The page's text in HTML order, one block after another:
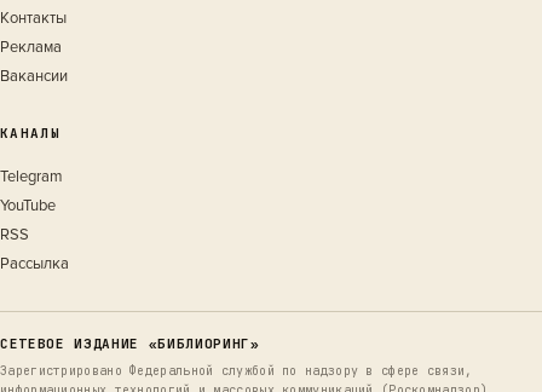
Контакты
Реклама
Вакансии
КАНАЛЫ
Telegram
YouTube
RSS
Рассылка
СЕТЕВОЕ ИЗДАНИЕ «БИБЛИОРИНГ»
Зарегистрировано Федеральной службой по надзору в сфере связи,